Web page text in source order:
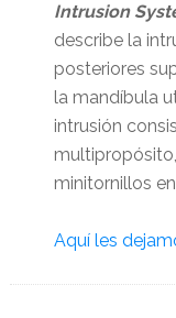
Intrusion
describe la
posteriores
la mandíbula
intrusión
minitornillos
Aquí les